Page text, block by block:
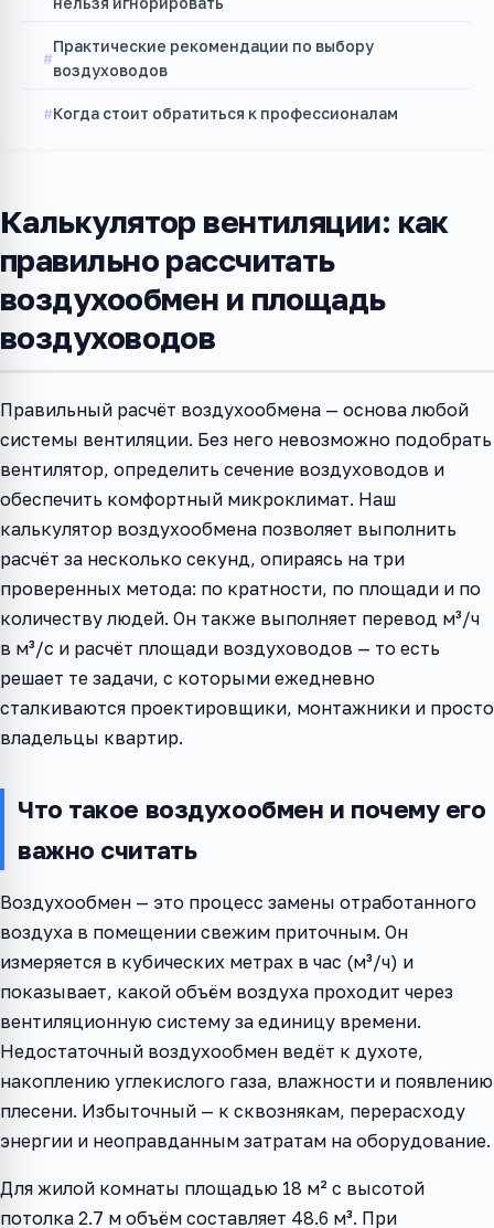
Практические рекомендации по выбору
воздуховодов
Когда стоит обратиться к профессионалам
Калькулятор вентиляции: как
правильно рассчитать
воздухообмен и площадь
воздуховодов
Правильный расчёт воздухообмена — основа любой
системы вентиляции. Без него невозможно подобрать
вентилятор, определить сечение воздуховодов и
обеспечить комфортный микроклимат. Наш
калькулятор воздухообмена позволяет выполнить
расчёт за несколько секунд, опираясь на три
проверенных метода: по кратности, по площади и по
количеству людей. Он также выполняет перевод м³/ч
в м³/с и расчёт площади воздуховодов — то есть
решает те задачи, с которыми ежедневно
сталкиваются проектировщики, монтажники и просто
владельцы квартир.
Что такое воздухообмен и почему его
важно считать
Воздухообмен — это процесс замены отработанного
воздуха в помещении свежим приточным. Он
измеряется в кубических метрах в час (м³/ч) и
показывает, какой объём воздуха проходит через
вентиляционную систему за единицу времени.
Недостаточный воздухообмен ведёт к духоте,
накоплению углекислого газа, влажности и появлению
плесени. Избыточный — к сквознякам, перерасходу
энергии и неоправданным затратам на оборудование.
Для жилой комнаты площадью 18 м² с высотой
потолка 2.7 м объём составляет 48.6 м³. При